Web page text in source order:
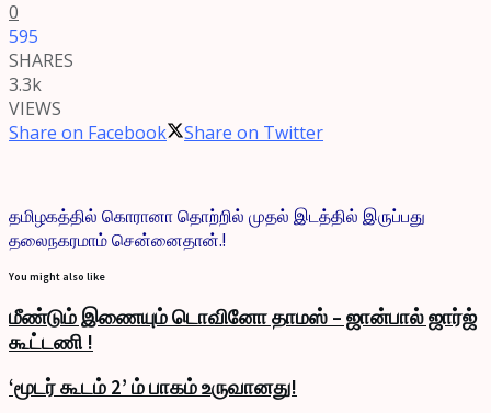
0
595
SHARES
3.3k
VIEWS
Share on Facebook
Share on Twitter
தமிழகத்தில் கொரானா தொற்றில் முதல் இடத்தில் இருப்பது
தலைநகரமாம் சென்னைதான்.!
You might also like
மீண்டும் இணையும் டொவினோ தாமஸ் – ஜான்பால் ஜார்ஜ்
கூட்டணி !
‘மூடர் கூடம் 2’ ம் பாகம் உருவானது!